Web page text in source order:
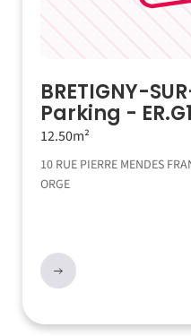
BRETIGNY-
Parking -
12.50m²
10 RUE PIERRE MENDES
ORGE